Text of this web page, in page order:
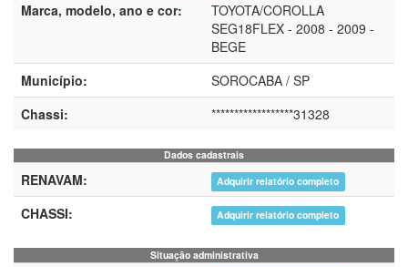
Marca, modelo, ano e cor:
TOYOTA/COROLLA
SEG18FLEX - 2008 - 2009 -
BEGE
Município:
SOROCABA / SP
Chassi:
******************31328
Dados cadastrais
RENAVAM: Adquirir relatório completo
CHASSI: Adquirir relatório completo
Situação administrativa